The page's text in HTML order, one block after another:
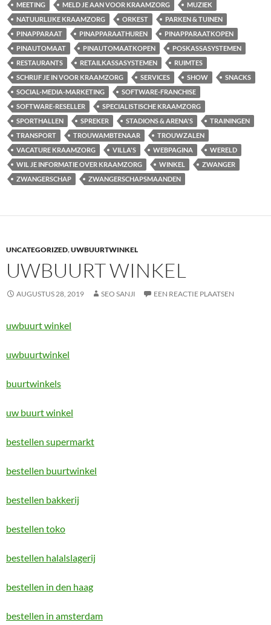
MEETING
MELD JE AAN VOOR KRAAMZORG
MUZIEK
NATUURLIJKE KRAAMZORG
ORKEST
PARKEN & TUINEN
PINAPPARAAT
PINAPPARAATHUREN
PINAPPARAATKOPEN
PINAUTOMAAT
PINAUTOMAATKOPEN
POSKASSASYSTEMEN
RESTAURANTS
RETAILKASSASYSTEMEN
RUIMTES
SCHRIJF JE IN VOOR KRAAMZORG
SERVICES SHOW
SNACKS
SOCIAL-MEDIA-MARKETING
SOFTWARE-FRANCHISE
SOFTWARE-RESELLER
SPECIALISTISCHE KRAAMZORG
SPORTHALLEN
SPREKER STADIONS & ARENA'S
TRAININGEN
TRANSPORT
TROUWAMBTENAAR
TROUWZALEN
VACATURE KRAAMZORG
VILLA'S WEBPAGINA
WERELD
WIL JE INFORMATIE OVER KRAAMZORG
WINKEL
ZWANGER
ZWANGERSCHAP
ZWANGERSCHAPSMAANDEN
UNCATEGORIZED,UWBUURTWINKEL
UWBUURT WINKEL
AUGUSTUS 28, 2019 SEO SANJI EEN REACTIE PLAATSEN
uwbuurt winkel
uwbuurtwinkel
buurtwinkels
uw buurt winkel
bestellen supermarkt
bestellen buurtwinkel
bestellen bakkerij
bestellen toko
bestellen halalslagerij
bestellen in den haag
bestellen in amsterdam